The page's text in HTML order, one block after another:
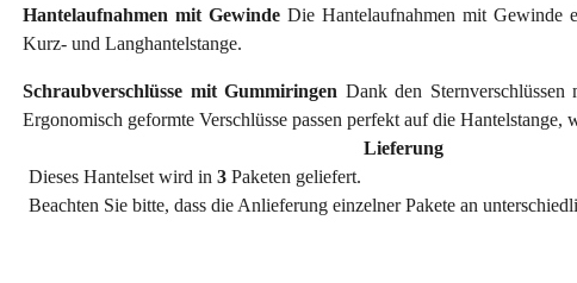
Hantelaufnahmen mit Gewinde Die Hantelaufnahmen mit Gewinde
Kurz- und Langhantelstange.
Schraubverschlüsse mit Gummiringen Dank den
Ergonomisch geformte Verschlüsse passen perfekt auf die Hantelstange,
Lieferung
Dieses Hantelset wird in 3 Paketen geliefert.
Beachten Sie bitte, dass die Anlieferung einzelner Pakete an